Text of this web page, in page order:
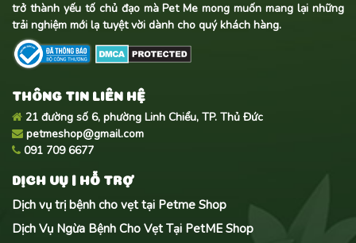
trở thành yếu tố chủ đạo mà Pet Me mong muốn mang lại những
trải nghiệm mới lạ tuyệt vời dành cho quý khách hàng.
THÔNG TIN LIÊN HỆ
21 đường số 6, phường Linh Chiểu, TP. Thủ Đức
petmeshop@gmail.com
091 709 6677
DỊCH VỤ | HỖ TRỢ
Dịch vụ trị bệnh cho vẹt tại Petme Shop
Dịch Vụ Ngừa Bệnh Cho Vẹt Tại PetME Shop